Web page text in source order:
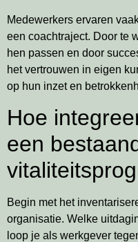
Medewerkers ervaren
een coachtraject. Door te
hen passen en door
het vertrouwen in eigen
op hun inzet en
Hoe
een
Begin met het
organisatie. Welke
loop je als werkgever